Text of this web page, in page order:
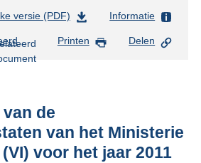
versie (PDF)
s
g
Informatie
Printen Delen
de
van het Ministerie
voor het jaar 2011